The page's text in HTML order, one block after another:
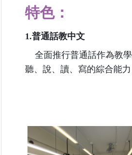
特色：
1.普通話教中文
全面推行普通話作為教學
聽、說、讀、寫的綜合能力